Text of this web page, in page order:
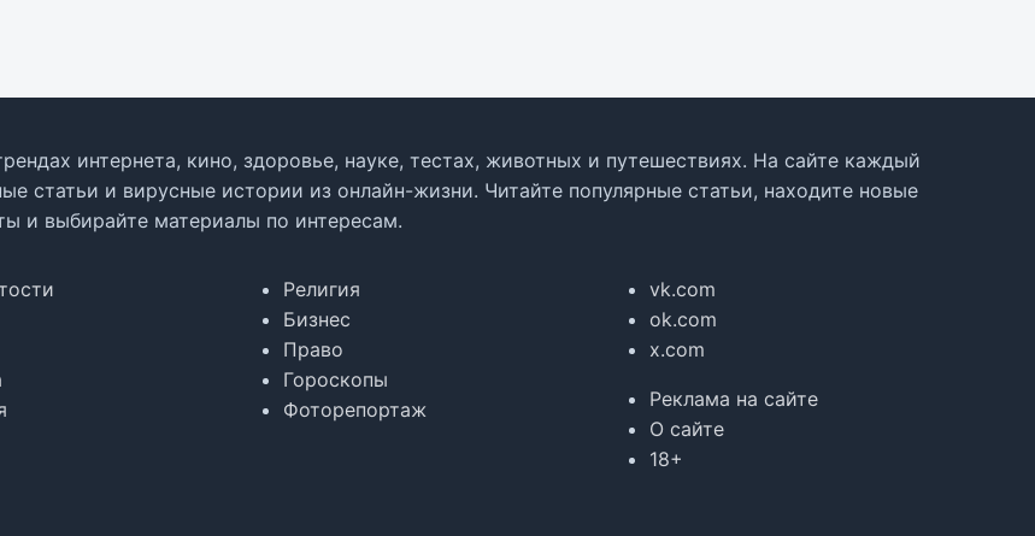
интернета, кино, здоровье, науке, тестах, животных и путешествиях. На сайте каждый
статьи и вирусные истории из онлайн-жизни. Читайте популярные статьи, находите новые
и выбирайте материалы по интересам.
Религия
Бизнес
Право
Гороскопы
Фоторепортаж
vk.com
ok.com
x.com
Реклама на сайте
О сайте
18+